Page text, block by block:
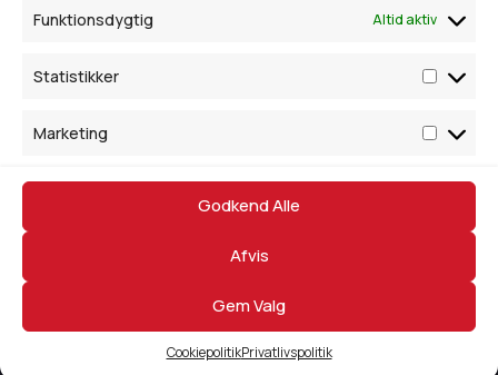
Funktionsdygtig Altid aktiv
Statistikker
Marketing
Godkend Alle
Afvis
Gem Valg
CookiepolitikPrivatlivspolitik
9690 Fjerritslev
trekroner@mail.com
— Webbureau I Nordjylland